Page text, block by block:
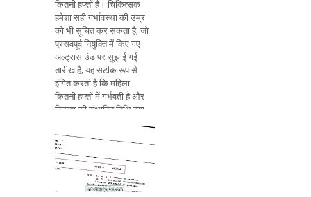
कितनी हफ्तों है। चिकित्सक
हमेशा सही गर्भावस्था की उम्र
को भी सूचित कर सकता है, जो
प्रसवपूर्व नियुक्ति में किए गए
अल्ट्रासाउंड पर सुझाई गई
तारीख है, यह सटीक रूप से
इंगित करती है कि महिला
कितनी हफ्तों में गर्भवती है और
वितरण की संभावित तिथि क्या
केवल पहले दिन को इंगित
करके गर्भावस्था की उम्र की
गणना करना भी संभव है, यह
जानने के ल